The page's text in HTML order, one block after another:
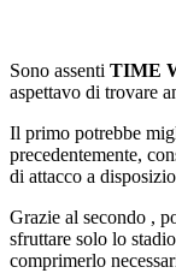
Sono assenti TIME
aspettavo di trovare
Il primo potrebbe
precedentemente,
di attacco a
Grazie al secondo ,
sfruttare solo lo
comprimerlo